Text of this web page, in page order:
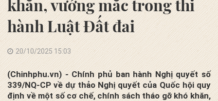
khăn, vướng mắc trong thi
hành Luật Đất đai
20/10/2025 15:03
(Chinhphu.vn) - Chính phủ ban hành Nghị quyết số
339/NQ-CP về dự thảo Nghị quyết của Quốc hội quy
định về một số cơ chế, chính sách tháo gỡ khó khăn,